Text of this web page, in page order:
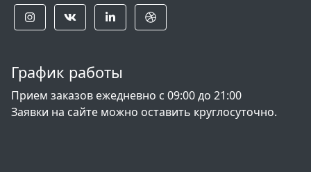
График работы
Прием заказов ежедневно с 09:00 до 21:00
Заявки на сайте можно оставить круглосуточно.